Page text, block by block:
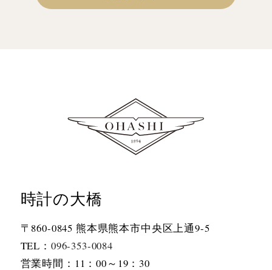
時計の大橋
〒860-0845 熊本県熊本市中央区上通9-5
TEL： 096-353-0084
営業時間：11：00～19：30